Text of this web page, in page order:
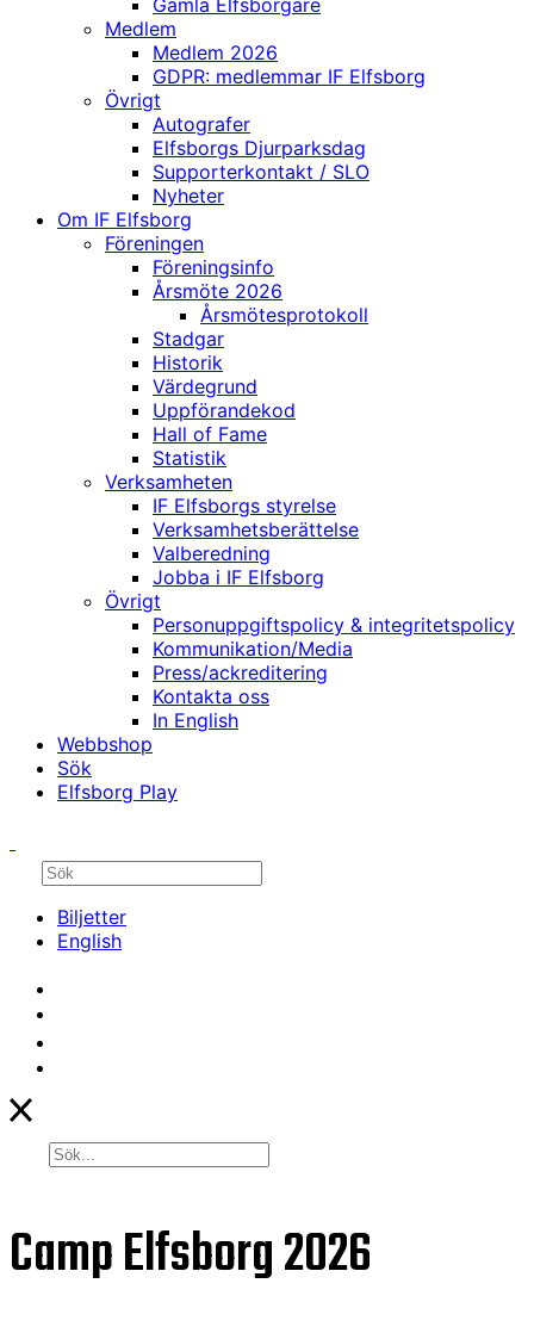
Gamla Elfsborgare
Medlem
Medlem 2026
GDPR: medlemmar IF Elfsborg
Övrigt
Autografer
Elfsborgs Djurparksdag
Supporterkontakt / SLO
Nyheter
Om IF Elfsborg
Föreningen
Föreningsinfo
Årsmöte 2026
Årsmötesprotokoll
Stadgar
Historik
Värdegrund
Uppförandekod
Hall of Fame
Statistik
Verksamheten
IF Elfsborgs styrelse
Verksamhetsberättelse
Valberedning
Jobba i IF Elfsborg
Övrigt
Personuppgiftspolicy & integritetspolicy
Kommunikation/Media
Press/ackreditering
Kontakta oss
In English
Webbshop
Sök
Elfsborg Play
Biljetter
English
Camp Elfsborg 2026